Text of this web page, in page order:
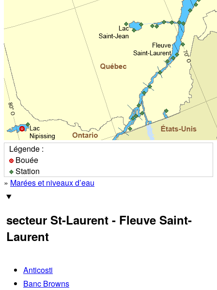
Légende :
Bouée
Station
» Marées et niveaux d’eau
secteur St-Laurent - Fleuve Saint-
Laurent
Anticosti
Banc Browns